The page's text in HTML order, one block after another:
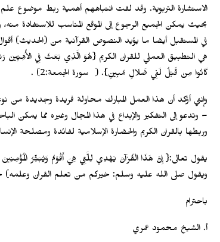
الاستشارة التربوية. وقد لفت انتباههم أهمية ربط موضوع علم
بحيث يمكن الجميع الرجوع إلى الموقع المناسب للاستفادة
في المستقبل أيضا ما يؤيد النصوص القرآنية من (الحديث)
هي التطبيق العملي للقران الكريم {هُوَ الَّذِي بَعَثَ فِي الأُمِّيِّينَ
كَانُوا مِنْ قَبْلُ لَفِي ضَلالٍ مُبِينٍ}. ( سورة الجمعة:2) .
وإنني أؤكد أن هذا العمل المبارك محاولة فريدة وجديدة من
– وتدعو إلى التفكير والإبداع في هذا المجال وغيره مما يمكن
وربطها بالقران الكريم والحضارة الإسلامية لفائدة ومصلحة
ويقول صلى الله عليه وسلم: خيركم من تعلم القران
باحترام
أ. الشيخ محمود عمري